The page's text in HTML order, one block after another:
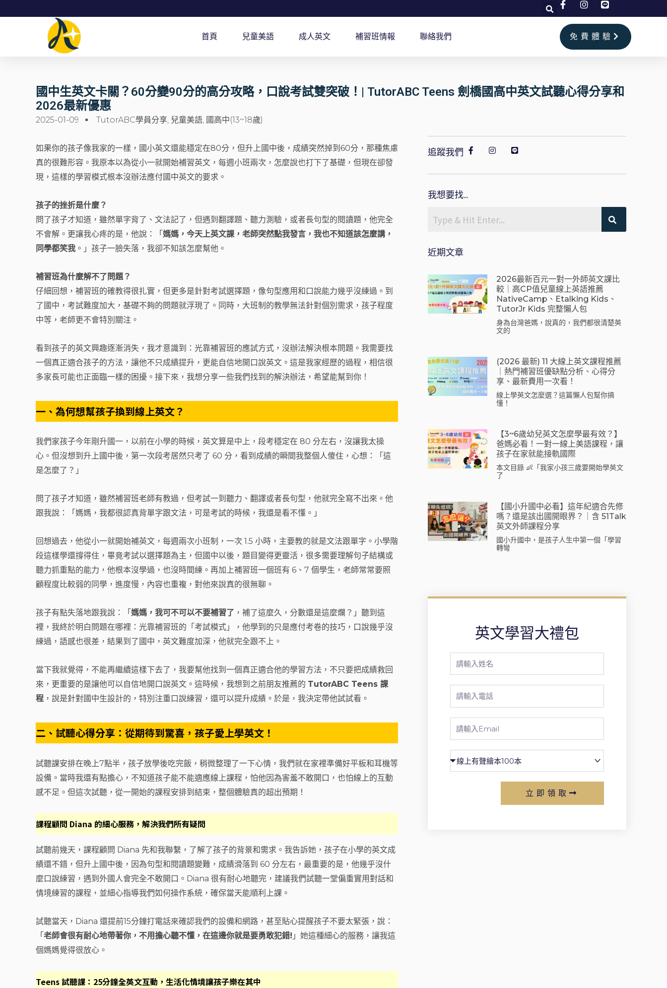
首頁 兒童美語 成人英文 補習班情報 聯絡我們 免費體驗
國中生英文卡關？60分變90分的高分攻略，口說考試雙突破！| TutorABC Teens 劍橋國高中英文試聽心得分享和
2026最新優惠
2025-01-09 TutorABC學員分享, 兒童美語, 國高中(13~18歲)
如果你的孩子像我家的一樣，國小英文還能穩定在80分，但升上國中後，成績突然掉到60分，那種焦慮
真的很難形容。我原本以為從小一就開始補習英文，每週小班兩次，怎麼說也打下了基礎，但現在卻發
現，這樣的學習模式根本沒辦法應付國中英文的要求。
孩子的挫折是什麼？
問了孩子才知道，雖然單字背了、文法記了，但遇到翻譯題、聽力測驗，或者長句型的閱讀題，他完全
不會解。更讓我心疼的是，他說：「 媽媽，今天上英文課，老師突然點我發言，我也不知道該怎麼講，
同學都笑我 。」孩子一臉失落，我卻不知該怎麼幫他。
補習班為什麼解不了問題？
仔細回想，補習班的確教得很扎實，但更多是針對考試選擇題，像句型應用和口說能力幾乎沒練過。到
了國中，考試難度加大，基礎不夠的問題就浮現了。同時，大班制的教學無法針對個別需求，孩子程度
中等，老師更不會特別關注。
看到孩子的英文興趣逐漸消失，我才意識到：光靠補習班的應試方式，沒辦法解決根本問題。我需要找
一個真正適合孩子的方法，讓他不只成績提升，更能自信地開口說英文。這是我家經歷的過程，相信很
多家長可能也正面臨一樣的困擾。接下來，我想分享一些我們找到的解決辦法，希望能幫到你！
一、為何想幫孩子換到線上英文？
我們家孩子今年剛升國一，以前在小學的時候，英文算是中上，段考穩定在 80 分左右，沒讓我太操
心。但沒想到升上國中後，第一次段考居然只考了 60 分，看到成績的瞬間我整個人傻住，心想：「這
是怎麼了？」
問了孩子才知道，雖然補習班老師有教過，但考試一到聽力、翻譯或者長句型，他就完全寫不出來。他
跟我說：「媽媽，我都很認真背單字跟文法，可是考試的時候，我還是看不懂。」
回想過去，他從小一就開始補英文，每週兩次小班制，一次 1.5 小時，主要教的就是文法跟單字。小學階
段這樣學還撐得住，畢竟考試以選擇題為主，但國中以後，題目變得更靈活，很多需要理解句子結構或
聽力抓重點的能力，他根本沒學過，也沒時間練。再加上補習班一個班有 6、7 個學生，老師常常要照
顧程度比較弱的同學，進度慢，內容也重複，對他來說真的很無聊。
孩子有點失落地跟我說：「 媽媽，我可不可以不要補習了 ，補了這麼久，分數還是這麼爛？」聽到這
裡，我終於明白問題在哪裡：光靠補習班的「考試模式」，他學到的只是應付考卷的技巧，口說幾乎沒
練過，語感也很差，結果到了國中，英文難度加深，他就完全跟不上。
當下我就覺得，不能再繼續這樣下去了，我要幫他找到一個真正適合他的學習方法，不只要把成績救回
來，更重要的是讓他可以自信地開口說英文。這時候，我想到之前朋友推薦的 TutorABC Teens 課
程 ，說是針對國中生設計的，特別注重口說練習，還可以提升成績。於是，我決定帶他試試看。
二、試聽心得分享：從期待到驚喜，孩子愛上學英文！
試聽課安排在晚上7點半，孩子放學後吃完飯，稍微整理了一下心情，我們就在家裡準備好平板和耳機等
設備。當時我還有點擔心，不知道孩子能不能適應線上課程，怕他因為害羞不敢開口，也怕線上的互動
感不足。但這次試聽，從一開始的課程安排到結束，整個體驗真的超出預期！
課程顧問 Diana 的細心服務，解決我們所有疑問
試聽前幾天，課程顧問 Diana 先和我聯繫，了解了孩子的背景和需求。我告訴她，孩子在小學的英文成
績還不錯，但升上國中後，因為句型和閱讀題變難，成績滑落到 60 分左右，最重要的是，他幾乎沒什
麼口說練習，遇到外國人會完全不敢開口。Diana 很有耐心地聽完，建議我們試聽一堂偏重實用對話和
情境練習的課程，並細心指導我們如何操作系統，確保當天能順利上課。
試聽當天，Diana 還提前15分鐘打電話來確認我們的設備和網路，甚至貼心提醒孩子不要太緊張，說：
「 老師會很有耐心地帶著你，不用擔心聽不懂，在這邊你就是要勇敢犯錯! 」她這種細心的服務，讓我這
個媽媽覺得很放心。
Teens 試聽課：25分鐘全英文互動，生活化情境讓孩子樂在其中
追蹤我們
我想要找...
近期文章
2026最新百元一對一外師英文課比
較｜高CP值兒童線上英語推薦
NativeCamp、Etalking Kids、
TutorJr Kids 完整懶人包
身為台灣爸媽，說真的，我們都很清楚英
文的
(2026 最新) 11 大線上英文課程推薦
｜熱門補習班優缺點分析、心得分
享、最新費用一次看！
線上學英文怎麼選？這篇懶人包幫你搞
懂！
【3~6歲幼兒英文怎麼學最有效？】
爸媽必看！一對一線上美語課程，讓
孩子在家就能接軌國際
本文目錄 👶「我家小孩三歲要開始學英文
了
【國小升國中必看】這年紀適合先修
嗎？還是該出國開眼界？｜含 51Talk
英文外師課程分享
國小升國中，是孩子人生中第一個「學習
轉彎
英文學習大禮包
Full
Name
Phone
Email
立即領取